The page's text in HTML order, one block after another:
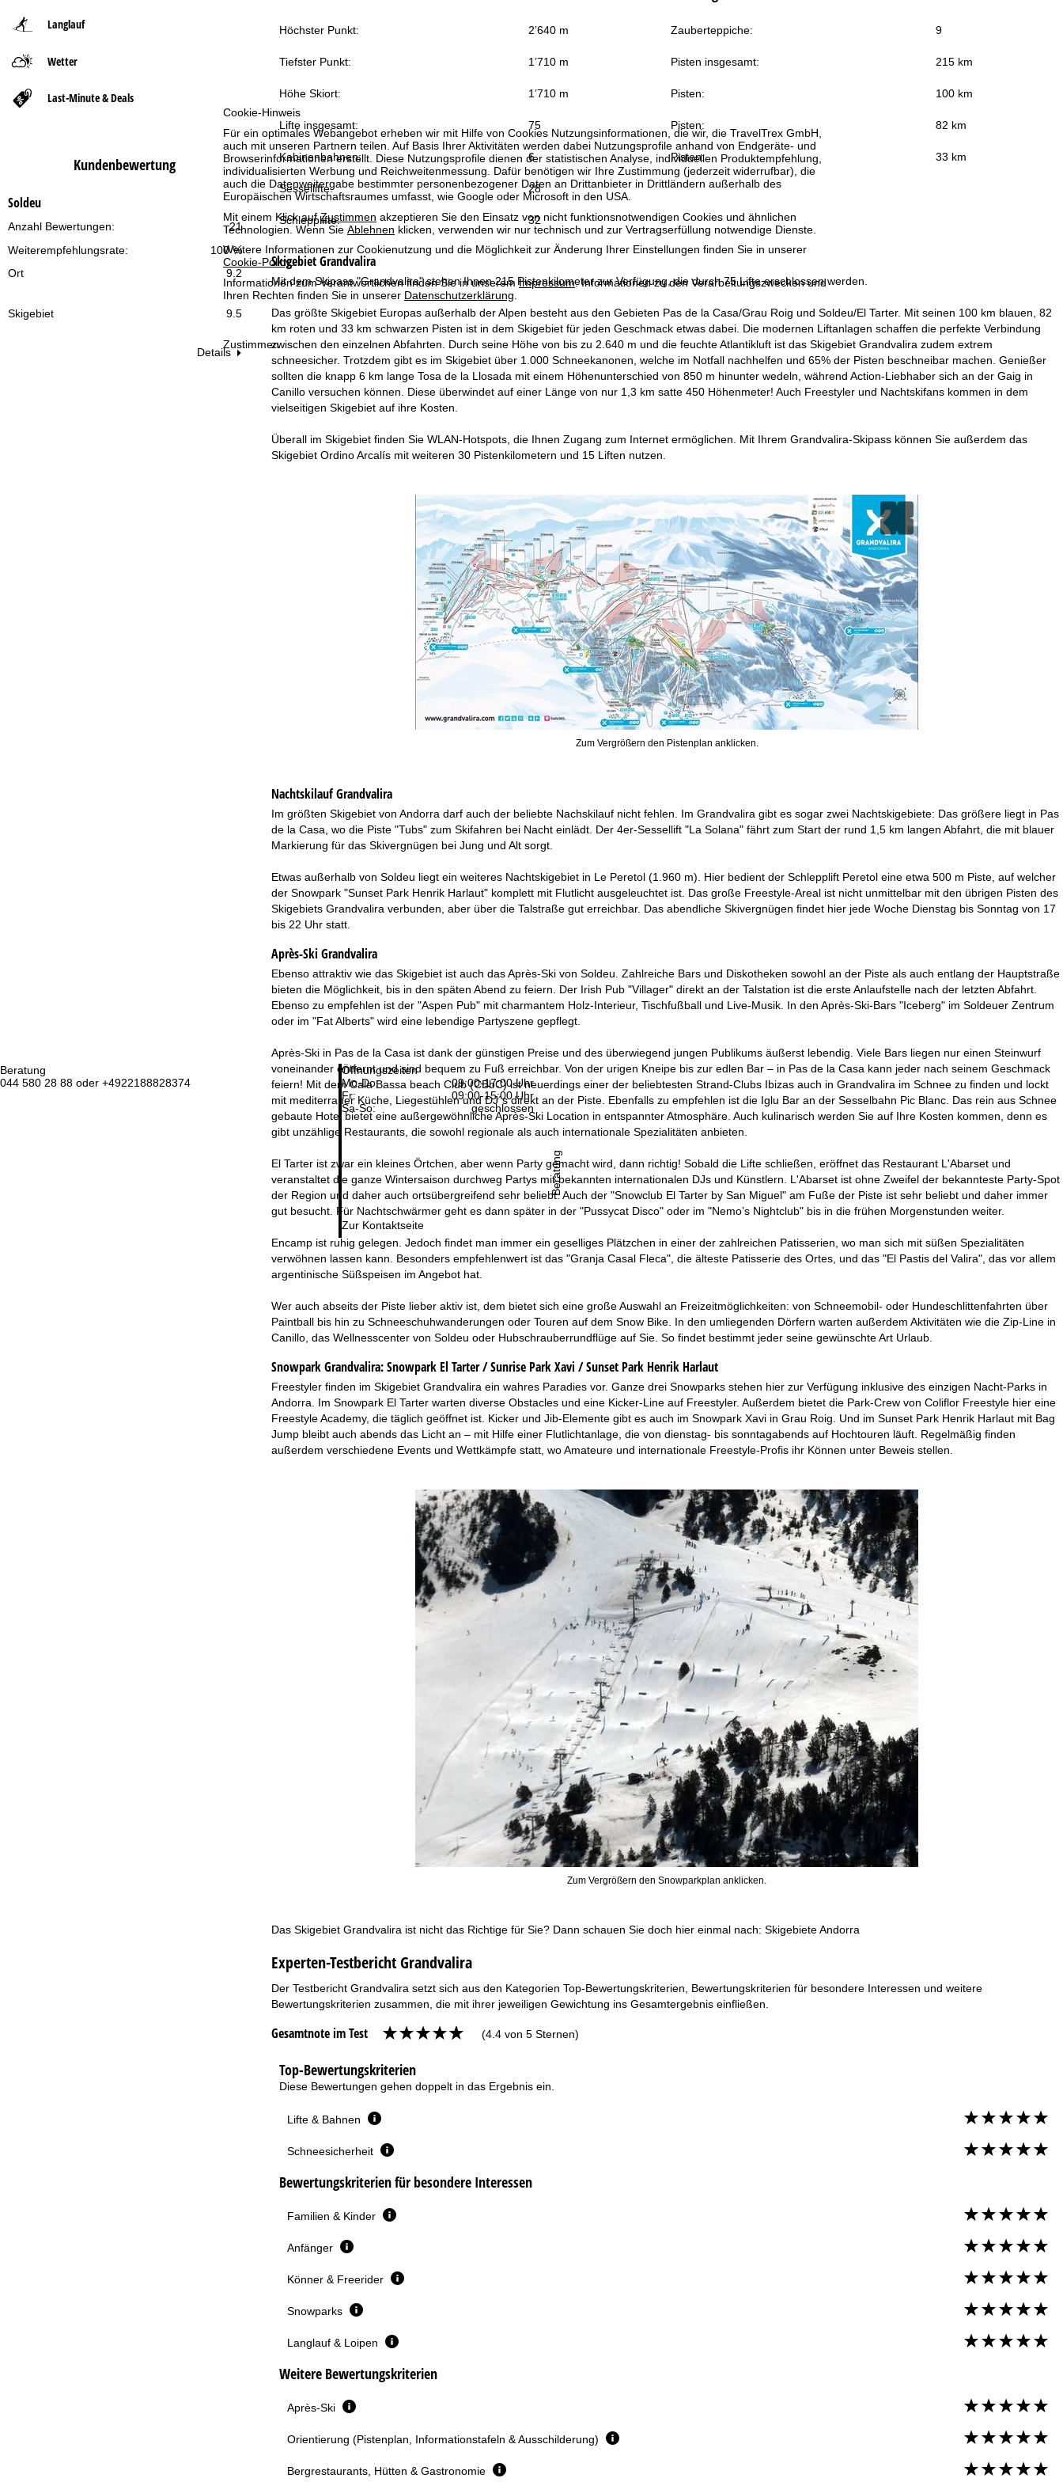
Cookie-Hinweis
Für ein optimales Webangebot erheben wir mit Hilfe von Cookies Nutzungsinformationen, die wir, die TravelTrex GmbH,
auch mit unseren Partnern teilen. Auf Basis Ihrer Aktivitäten werden dabei Nutzungsprofile anhand von Endgeräte- und
Browserinformationen erstellt. Diese Nutzungsprofile dienen der statistischen Analyse, individuellen Produktempfehlung,
individualisierten Werbung und Reichweitenmessung. Dafür benötigen wir Ihre Zustimmung (jederzeit widerrufbar), die
auch die Datenweitergabe bestimmter personenbezogener Daten an Drittanbieter in Drittländern außerhalb des
Europäischen Wirtschaftsraumes umfasst, wie Google oder Microsoft in den USA.
Mit einem Klick aufZustimmen akzeptieren Sie den Einsatz von nicht funktionsnotwendigen Cookies und ähnlichen
Technologien. Wenn Sie Ablehnen klicken, verwenden wir nur technisch und zur Vertragserfüllung notwendige Dienste.
Weitere Informationen zur Cookienutzung und die Möglichkeit zur Änderung Ihrer Einstellungen finden Sie in unserer
Cookie-Policy.
Informationen zum Verantwortlichen finden Sie in unseremImpressum. Informationen zu den Verarbeitungszwecken und
Ihren Rechten finden Sie in unserer Datenschutzerklärung
Zustimmen
Beratung
044 580 28 88 oder +4922188828374
Öffnungszeiten
Mo-Do:
09:00-17:00 Uhr
Fr:
09:00-15:00 Uhr
Sa-So:
geschlossen
Zur Kontaktseite
Beratung
Langlauf
Wetter
Last-Minute & Deals
Kundenbewertung
Soldeu
21
Anzahl Bewertungen:
100 %
Weiterempfehlungsrate:
Ort
9.2
Skigebiet 9.5
Details
t
s
e
i
t
e
Höchster Punkt: 2’640 m Zauberteppiche: 9
Tiefster Punkt: 1’710 m Pisten insgesamt: 215 km
Höhe Skiort: 1’710 m Pisten: 100 km
Lifte insgesamt: 75 Pisten: 82 km
Kabinenbahnen: 6 Pisten: 33 km
Sessellifte: 28
Schlepplifte: 32
SkigebietGrandvalira
Mit dem Skipass "Grandvalira" stehen Ihnen 215 Pistenkilometer zur Verfügung, die durch 75 Lifte erschlossen werden.
Das größte Skigebiet Europas außerhalb der Alpen besteht aus den Gebieten Pas de la Casa/Grau Roig und Soldeu/El Tarter. Mit seinen 100 km blauen, 82
km roten und 33 km schwarzen Pisten ist in dem Skigebiet für jeden Geschmack etwas dabei. Die modernen Liftanlagen schaffen die perfekte Verbindung
zwischen den einzelnen Abfahrten. Durch seine Höhe von bis zu 2.640 m und die feuchte Atlantikluft ist das Skigebiet Grandvalira zudem extrem
schneesicher. Trotzdem gibt es im Skigebiet über 1.000 Schneekanonen, welche im Notfall nachhelfen und 65% der Pisten beschneibar machen. Genießer
sollten die knapp 6 km lange Tosa de la Llosada mit einem Höhenunterschied von 850 m hinunter wedeln, während Action-Liebhaber sich an der Gaig in
Canillo versuchen können. Diese überwindet auf einer Länge von nur 1,3 km satte 450 Höhenmeter! Auch Freestyler und Nachtskifans kommen in dem
vielseitigen Skigebiet auf ihre Kosten.
Überall im Skigebiet finden Sie WLAN-Hotspots, die Ihnen Zugang zum Internet ermöglichen. Mit Ihrem Grandvalira-Skipass können Sie außerdem das
Skigebiet Ordino Arcalís mit weiteren 30 Pistenkilometern und 15 Liften nutzen.
Zum Vergrößern den Pistenplan anklicken.
NachtskilaufGrandvalira
Im größten Skigebiet von Andorra darf auch der beliebte Nachskilauf nicht fehlen. Im Grandvalira gibt es sogar zwei Nachtskigebiete: Das größere liegt in Pas
de la Casa, wo die Piste "Tubs" zum Skifahren bei Nacht einlädt. Der 4er-Sessellift "La Solana" fährt zum Start der rund 1,5 km langen Abfahrt, die mit blauer
Markierung für das Skivergnügen bei Jung und Alt sorgt.
Etwas außerhalb von Soldeu liegt ein weiteres Nachtskigebiet in Le Peretol (1.960 m). Hier bedient der Schlepplift Peretol eine etwa 500 m Piste, auf welcher
der Snowpark "Sunset Park Henrik Harlaut" komplett mit Flutlicht ausgeleuchtet ist. Das große Freestyle-Areal ist nicht unmittelbar mit den übrigen Pisten des
Skigebiets Grandvalira verbunden, aber über die Talstraße gut erreichbar. Das abendliche Skivergnügen findet hier jede Woche Dienstag bis Sonntag von 17
bis 22 Uhr statt.
Après-Ski Grandvalira
Ebenso attraktiv wie das Skigebiet ist auch das Après-Ski von Soldeu. Zahlreiche Bars und Diskotheken sowohl an der Piste als auch entlang der Hauptstraße
bieten die Möglichkeit, bis in den späten Abend zu feiern. Der Irish Pub "Villager" direkt an der Talstation ist die erste Anlaufstelle nach der letzten Abfahrt.
Ebenso zu empfehlen ist der "Aspen Pub" mit charmantem Holz-Interieur, Tischfußball und Live-Musik. In den Après-Ski-Bars "Iceberg" im Soldeuer Zentrum
oder im "Fat Alberts" wird eine lebendige Partyszene gepflegt.
Après-Ski in Pas de la Casa ist dank der günstigen Preise und des überwiegend jungen Publikums äußerst lebendig. Viele Bars liegen nur einen Steinwurf
voneinander entfernt und sind bequem zu Fuß erreichbar. Von der urigen Kneipe bis zur edlen Bar – in Pas de la Casa kann jeder nach seinem Geschmack
feiern! Mit dem Cala Bassa beach Club (CBbC) ist neuerdings einer der beliebtesten Strand-Clubs Ibizas auch in Grandvalira im Schnee zu finden und lockt
mit mediterraner Küche, Liegestühlen und DJ´s direkt an der Piste. Ebenfalls zu empfehlen ist die Iglu Bar an der Sesselbahn Pic Blanc. Das rein aus Schnee
gebaute Hotel bietet eine außergewöhnliche Après-Ski Location in entspannter Atmosphäre. Auch kulinarisch werden Sie auf Ihre Kosten kommen, denn es
gibt unzählige Restaurants, die sowohl regionale als auch internationale Spezialitäten anbieten.
El Tarter ist zwar ein kleines Örtchen, aber wenn Party gemacht wird, dann richtig! Sobald die Lifte schließen, eröffnet das Restaurant L'Abarset und
veranstaltet die ganze Wintersaison durchweg Partys mit bekannten internationalen DJs und Künstlern. L'Abarset ist ohne Zweifel der bekannteste Party-Spot
der Region und daher auch ortsübergreifend sehr beliebt. Auch der "Snowclub El Tarter by San Miguel" am Fuße der Piste ist sehr beliebt und daher immer
gut besucht. Für Nachtschwärmer geht es dann später in der "Pussycat Disco" oder im "Nemo’s Nightclub" bis in die frühen Morgenstunden weiter.
Encamp ist ruhig gelegen. Jedoch findet man immer ein geselliges Plätzchen in einer der zahlreichen Patisserien, wo man sich mit süßen Spezialitäten
verwöhnen lassen kann. Besonders empfehlenwert ist das "Granja Casal Fleca", die älteste Patisserie des Ortes, und das "El Pastis del Valira", das vor allem
argentinische Süßspeisen im Angebot hat.
Wer auch abseits der Piste lieber aktiv ist, dem bietet sich eine große Auswahl an Freizeitmöglichkeiten: von Schneemobil- oder Hundeschlittenfahrten über
Paintball bis hin zu Schneeschuhwanderungen oder Touren auf dem Snow Bike. In den umliegenden Dörfern warten außerdem Aktivitäten wie die Zip-Line in
Canillo, das Wellnesscenter von Soldeu oder Hubschrauberrundflüge auf Sie. So findet bestimmt jeder seine gewünschte Art Urlaub.
Snowpark Grandvalira:Snowpark El Tarter / Sunrise Park Xavi / Sunset Park Henrik Harlaut
Freestyler finden im Skigebiet Grandvalira ein wahres Paradies vor. Ganze drei Snowparks stehen hier zur Verfügung inklusive des einzigen Nacht-Parks in
Andorra. Im Snowpark El Tarter warten diverse Obstacles und eine Kicker-Line auf Freestyler. Außerdem bietet die Park-Crew von Coliflor Freestyle hier eine
Freestyle Academy, die täglich geöffnet ist. Kicker und Jib-Elemente gibt es auch im Snowpark Xavi in Grau Roig. Und im Sunset Park Henrik Harlaut mit Bag
Jump bleibt auch abends das Licht an – mit Hilfe einer Flutlichtanlage, die von dienstag- bis sonntagabends auf Hochtouren läuft. Regelmäßig finden
außerdem verschiedene Events und Wettkämpfe statt, wo Amateure und internationale Freestyle-Profis ihr Können unter Beweis stellen.
Zum Vergrößern den Snowparkplan anklicken.
Das Skigebiet Grandvalira ist nicht das Richtige für Sie? Dann schauen Sie doch hier einmal nach: Skigebiete Andorra
Experten-Testbericht Grandvalira
Der Testbericht Grandvalira setzt sich aus den Kategorien Top-Bewertungskriterien, Bewertungskriterien für besondere Interessen und weitere
Bewertungskriterien zusammen, die mit ihrer jeweiligen Gewichtung ins Gesamtergebnis einfließen.
Gesamtnote im Test (4.4 von 5 Sternen)
Top-Bewertungskriterien
Diese Bewertungen gehen doppelt in das Ergebnis ein.
Lifte & Bahnen
Schneesicherheit
Bewertungskriterien für besondere Interessen
Familien & Kinder
Anfänger
Könner & Freerider
Snowparks
Langlauf & Loipen
Weitere Bewertungskriterien
Après-Ski
Orientierung (Pistenplan, Informationstafeln & Ausschilderung)
Bergrestaurants, Hütten & Gastronomie